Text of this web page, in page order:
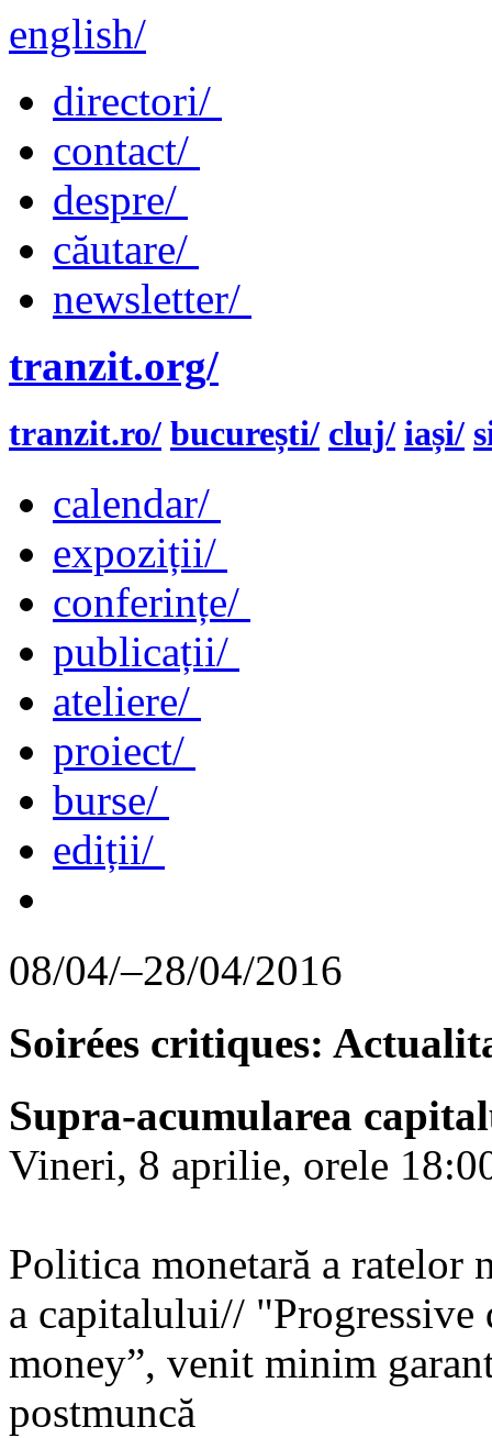
english/
directori/
contact/
despre/
căutare/
newsletter/
tranzit.org/
tranzit.ro/ bucurești/ cluj/ iași/
calendar/
expoziții/
conferințe/
publicații/
ateliere/
proiect/
burse/
ediții/
08/04/–28/04/2016
Soirées critiques:
Supra-acumularea
Vineri, 8 aprilie, orele
Politica monetară a ratelor
a capitalului//
money”, venit minim
postmuncă